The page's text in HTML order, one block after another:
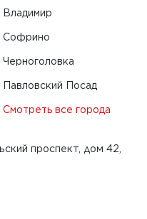
Владимир
Софрино
Черноголовка
Павловский Посад
Смотреть все города
проспект, дом 42,